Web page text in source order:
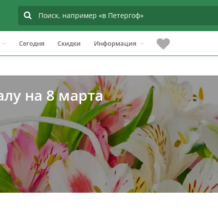
Сегодня Скидки Информация
на 8 марта